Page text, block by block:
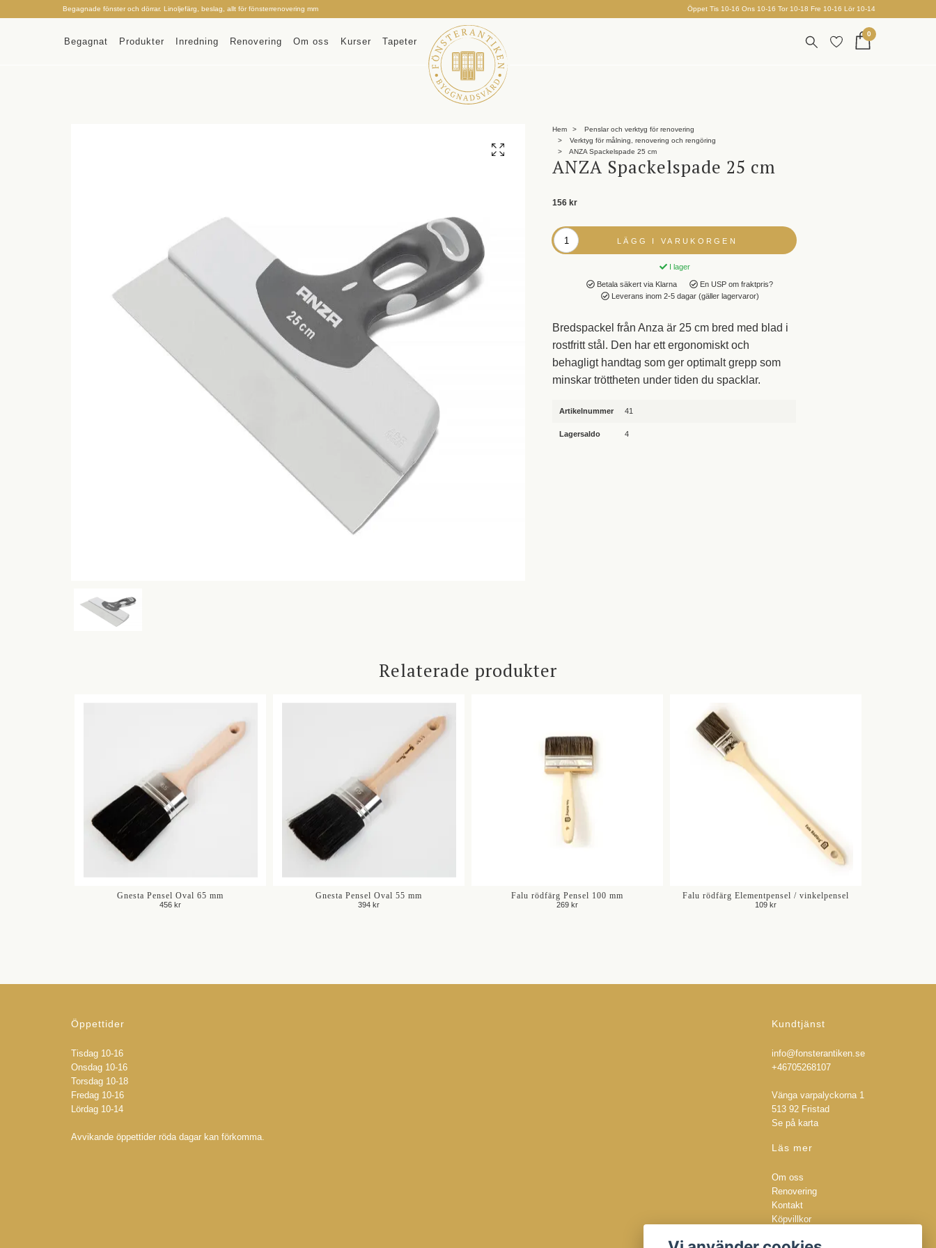
Begagnade fönster och dörrar. Linoljefärg, beslag, allt för fönsterrenovering mm Öppet Tis 10-16 Ons 10-16 Tor 10-18 Fre 10-16 Lör 10-14
Begagnat Produkter Inredning Renovering Om oss Kurser Tapeter
0
Hem
Penslar och verktyg för renovering
Verktyg för målning, renovering och rengöring
ANZA Spackelspade 25 cm
ANZA Spackelspade 25 cm
156 kr
LÄGG I VARUKORGEN
I lager
Betala säkert via Klarna
En USP om fraktpris?
Leverans inom 2-5 dagar (gäller lagervaror)
Bredspackel från Anza är 25 cm bred med blad i
rostfritt stål. Den har ett ergonomiskt och
behagligt handtag som ger optimalt grepp som
minskar tröttheten under tiden du spacklar.
Artikelnummer 41
Lagersaldo 4
Relaterade produkter
Gnesta Pensel Oval 65 mm
456 kr
Gnesta Pensel Oval 55 mm
394 kr
Falu rödfärg Pensel 100 mm
269 kr
Falu rödfärg Elementpensel / vinkelpensel
109 kr
Öppettider
Tisdag 10-16
Onsdag 10-16
Torsdag 10-18
Fredag 10-16
Lördag 10-14
Avvikande öppettider röda dagar kan förkomma.
Kundtjänst
info@fonsterantiken.se
+46705268107
Vänga varpalyckorna 1
513 92 Fristad
Se på karta
Läs mer
Om oss
Renovering
Kontakt
Köpvillkor